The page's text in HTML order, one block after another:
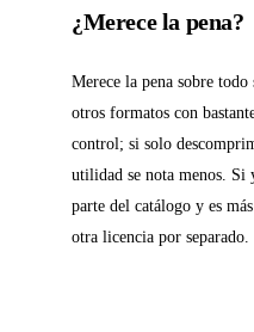
¿Merece la pena?
Merece la pena sobre
otros formatos con
control; si solo
utilidad se nota menos. Si
parte del catálogo y es
otra licencia por separado.